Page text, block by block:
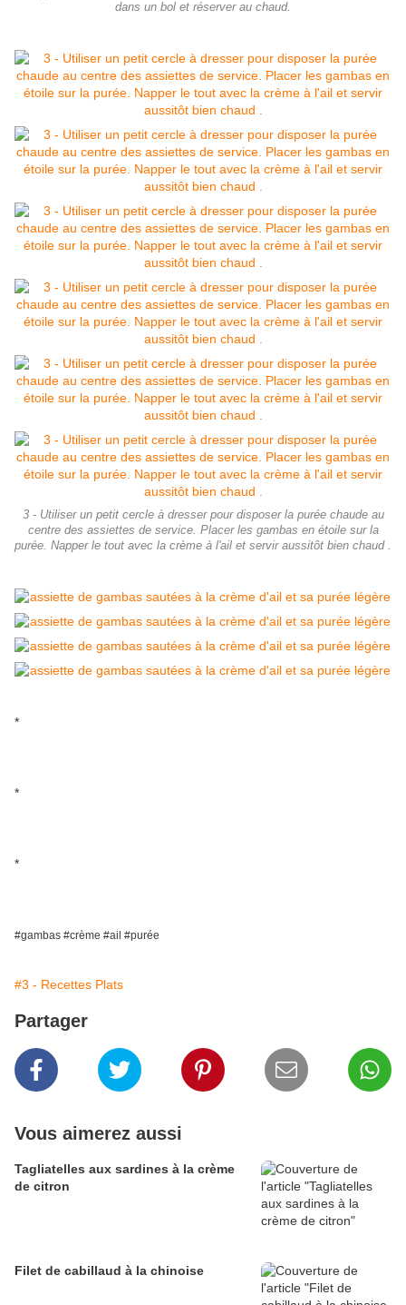
dans un bol et réserver au chaud.
3 - Utiliser un petit cercle à dresser pour disposer la purée chaude au
centre des assiettes de service. Placer les gambas en étoile sur la
purée. Napper le tout avec la crème à l'ail et servir aussitôt bien chaud .
*
*
*
#gambas #crème #ail #purée
#3 - Recettes Plats
Partager
Vous aimerez aussi
Tagliatelles aux sardines à la crème
de citron
Filet de cabillaud à la chinoise